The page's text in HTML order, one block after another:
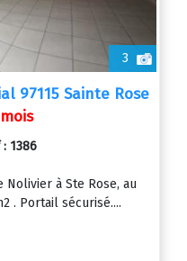
3
97115 Sainte Rose
1386
à Ste Rose, au
. Portail sécurisé....